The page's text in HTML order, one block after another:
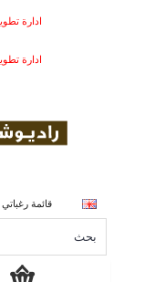
ادارة
ادارة
قائمة رغباتي